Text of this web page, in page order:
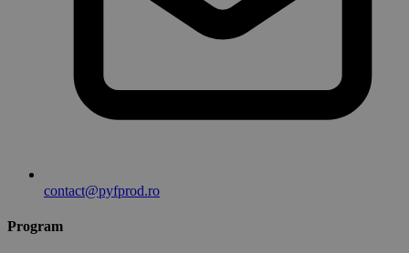
contact@pyfprod.ro
Program